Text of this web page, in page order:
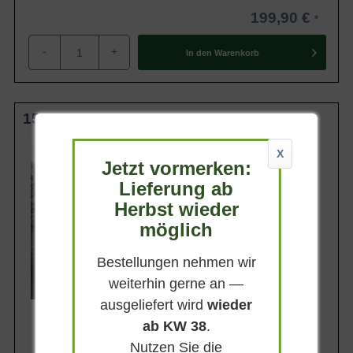
199,90 €
- + In den Warenkorb
150-175 cm m. B.
Belaubung
Immergrün
Blatt- / Nadelfarbe
Dunkelgrün
Graubraun
Lieferbar ab KW41
X
Jetzt vormerken:
Lieferung ab
Herbst wieder
möglich
Bestellungen nehmen wir
weiterhin gerne an —
ausgeliefert wirdwieder
ab KW 38.
Nutzen Sie die